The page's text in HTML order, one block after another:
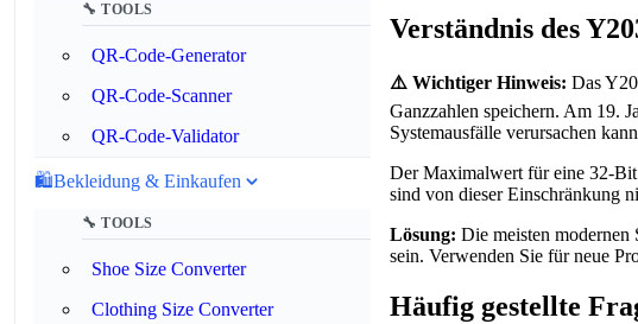
🔧 TOOLS
QR-Code-Generator
QR-Code-Scanner
QR-Code-Validator
🛍️Bekleidung & Einkaufen
🔧 TOOLS
Shoe Size Converter
Clothing Size Converter
Verständnis des
⚠️ Wichtiger Hinweis: Das
Ganzzahlen speichern. Am 19.
Systemausfälle verursachen
Der Maximalwert für eine 32-
sind von dieser Einschränkung
Lösung: Die meisten modernen
sein. Verwenden Sie für neue
Häufig gestellte